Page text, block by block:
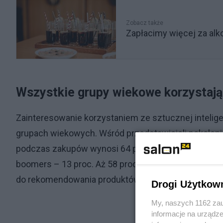
Zobacz także
Zapłacimy więcej za
Wszystkie grupy wiekowe korzystają
Zainteresowanie korzystaniem ze sztucznej
grupach wiekowych. Wśród przedstawicieli
podczas zakupów wynosi 64 proc., wśród
boomers – 13 proc. Aż 58 proc. polskich
do rekomendowania produktów.
Drogi
My, naszych 1162
informacje na